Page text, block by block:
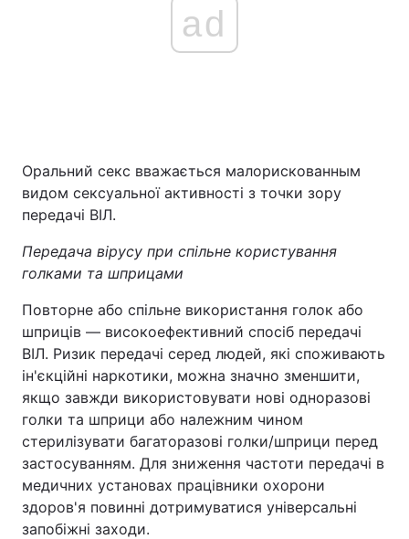
ad
Оральний секс вважається малорискованным
видом сексуальної активності з точки зору
передачі ВІЛ.
Передача вірусу при спільне користування
голками та шприцами
Повторне або спільне використання голок або
шприців — високоефективний спосіб передачі
ВІЛ. Ризик передачі серед людей, які споживають
ін'єкційні наркотики, можна значно зменшити,
якщо завжди використовувати нові одноразові
голки та шприци або належним чином
стерилізувати багаторазові голки/шприци перед
застосуванням. Для зниження частоти передачі в
медичних установах працівники охорони
здоров'я повинні дотримуватися універсальні
запобіжні заходи.